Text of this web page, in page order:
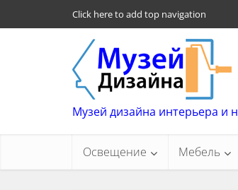
Click here to add top navigation
Музей дизайна интерьера и
Освещение Мебель